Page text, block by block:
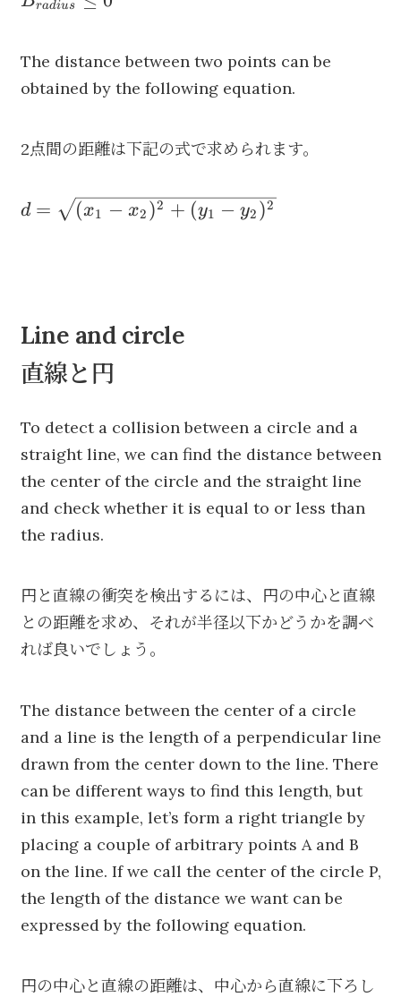
radius
The distance between two points can be
obtained by the following equation.
2点間の距離は下記の式で求められます。
{d={\sqrt
d = (x1 − x2 )2 + (y1 − y2 )2
Line and circle
直線と円
To detect a collision between a circle and a
straight line, we can find the distance between
the center of the circle and the straight line
and check whether it is equal to or less than
the radius.
円と直線の衝突を検出するには、円の中心と直線
との距離を求め、それが半径以下かどうかを調べ
れば良いでしょう。
The distance between the center of a circle
and a line is the length of a perpendicular line
drawn from the center down to the line. There
can be different ways to find this length, but
in this example, let’s form a right triangle by
placing a couple of arbitrary points A and B
on the line. If we call the center of the circle P,
the length of the distance we want can be
expressed by the following equation.
円の中心と直線の距離は、中心から直線に下ろし